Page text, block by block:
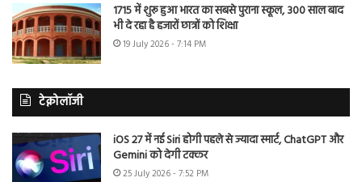
1715 में शुरू हुआ भारत का सबसे पुराना स्कूल, 300 साल बाद
भी दे रहा है हजारों छात्रों को शिक्षा
19 July 2026 - 7:14 PM
टेक्नोलॉजी
iOS 27 में नई Siri होगी पहले से ज्यादा स्मार्ट, ChatGPT और
Gemini को देगी टक्कर
25 July 2026 - 7:52 PM